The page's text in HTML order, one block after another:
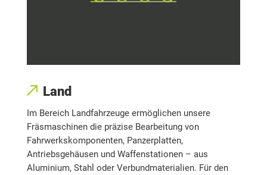
Land
Im Bereich Landfahrzeuge ermöglichen unsere
Fräsmaschinen die präzise Bearbeitung von
Fahrwerkskomponenten, Panzerplatten,
Antriebsgehäusen und Waffenstationen – aus
Aluminium, Stahl oder Verbundmaterialien. Für den